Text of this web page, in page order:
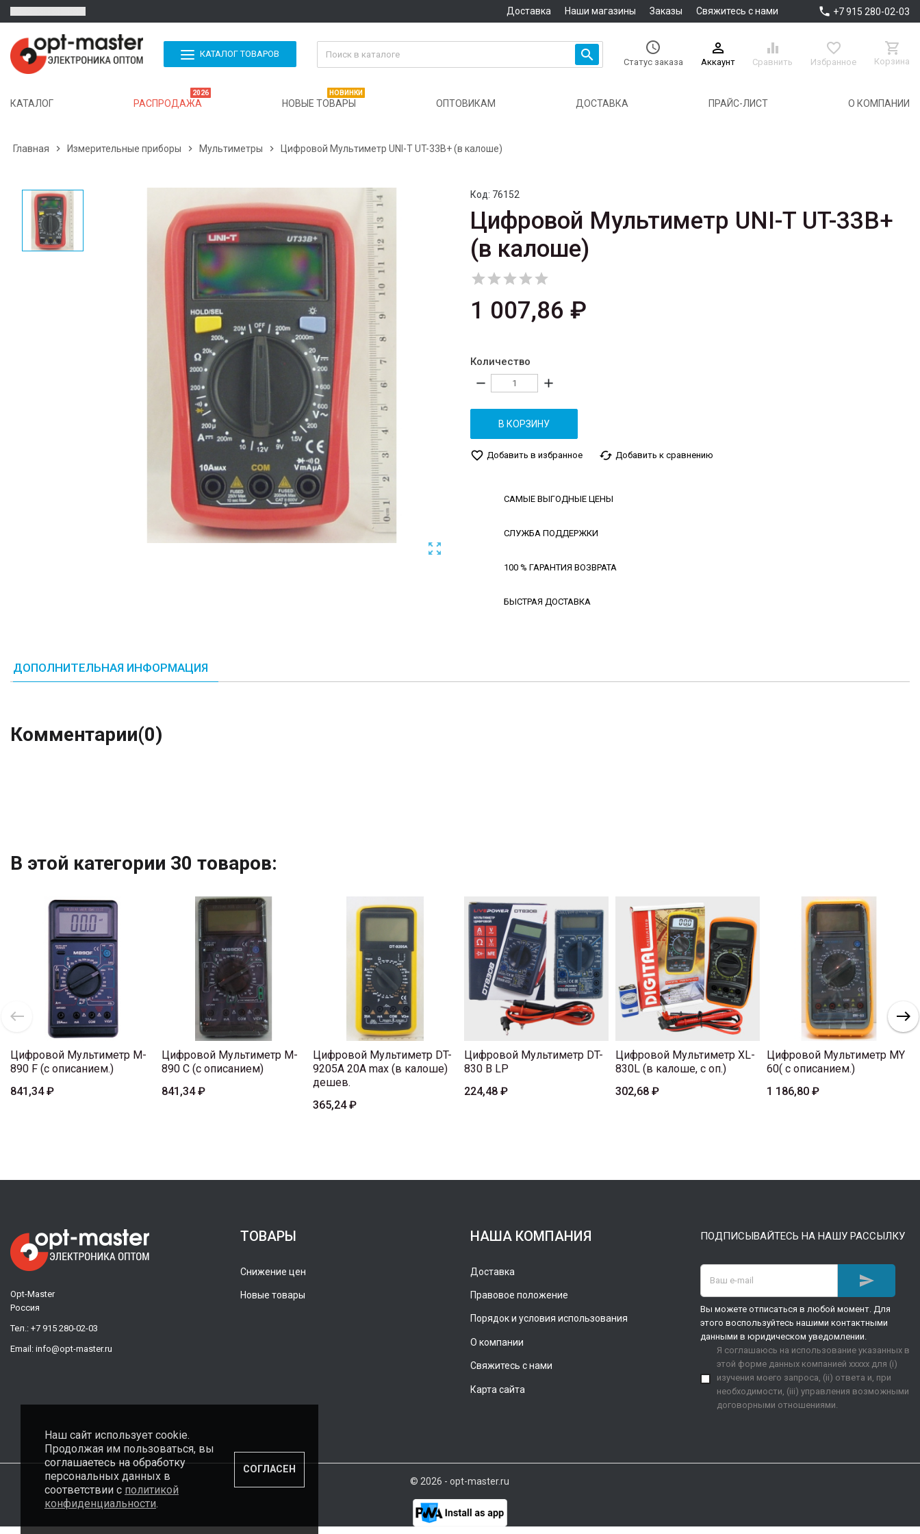
Доставка Наши магазины Заказы Свяжитесь с нами  +7 915 280-02-03
КАТАЛОГ ТОВАРОВ  
Статус заказа

Аккаунт

Сравнить

Избранное

Корзина
КАТАЛОГ РАСПРОДАЖА
2026
НОВЫЕ ТОВАРЫ
НОВИНКИ
ОПТОВИКАМ ДОСТАВКА ПРАЙС-ЛИСТ О КОМПАНИИ
Главная  Измерительные приборы  Мультиметры  Цифровой Мультиметр UNI-T UT-33B+ (в калоше)

Код: 76152
Цифровой Мультиметр UNI-T UT-33B+
(в калоше)

1 007,86 ₽
Количество
remove add
В КОРЗИНУ
favorite_border Добавить в избранное cached Добавить к сравнению
САМЫЕ ВЫГОДНЫЕ ЦЕНЫ
СЛУЖБА ПОДДЕРЖКИ
100 % ГАРАНТИЯ ВОЗВРАТА
БЫСТРАЯ ДОСТАВКА
ДОПОЛНИТЕЛЬНАЯ ИНФОРМАЦИЯ
Комментарии(0)
В этой категории 30 товаров:
Цифровой Мультиметр M-
890 F (с описанием.)
841,34 ₽
Цифровой Мультиметр M-
890 C (с описанием)
841,34 ₽
Цифровой Мультиметр DT-
9205A 20A max (в калоше)
дешев.
365,24 ₽
Цифровой Мультиметр DT-
830 В LP
224,48 ₽
Цифровой Мультиметр XL-
830L (в калоше, с оп.)
302,68 ₽
Цифровой Мультиметр MY
60( с описанием.)
1 186,80 ₽
Opt-Master
Россия
Тел.: +7 915 280-02-03
Email: info@opt-master.ru
ТОВАРЫ
Снижение цен
Новые товары
НАША КОМПАНИЯ
Доставка
Правовое положение
Порядок и условия использования
О компании
Свяжитесь с нами
Карта сайта
ПОДПИСЫВАЙТЕСЬ НА НАШУ РАССЫЛКУ

Вы можете отписаться в любой момент. Для
этого воспользуйтесь нашими контактными
данными в юридическом уведомлении.
Я соглашаюсь на использование указанных в
этой форме данных компанией xxxxx для (i)
изучения моего запроса, (ii) ответа и, при
необходимости, (iii) управления возможными
договорными отношениями.
© 2026 - opt-master.ru
Наш сайт использует cookie.
Продолжая им пользоваться, вы
соглашаетесь на обработку
персональных данных в
соответствии с политикой
конфиденциальности.
СОГЛАСЕН